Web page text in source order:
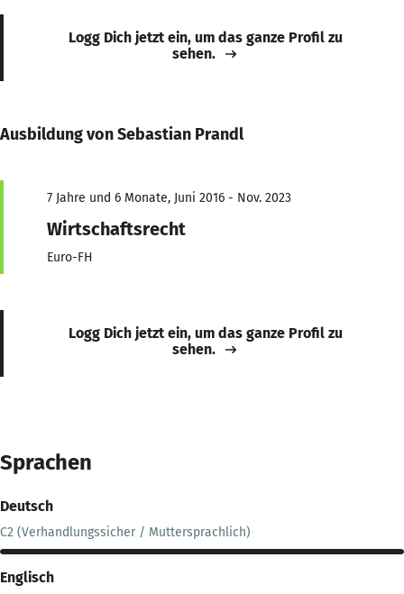
Logg Dich jetzt ein, um das ganze Profil zu
sehen.
Ausbildung von Sebastian Prandl
7 Jahre und 6 Monate, Juni 2016 - Nov. 2023
Wirtschaftsrecht
Euro-FH
Logg Dich jetzt ein, um das ganze Profil zu
sehen.
Sprachen
Deutsch
C2 (Verhandlungssicher / Muttersprachlich)
Englisch